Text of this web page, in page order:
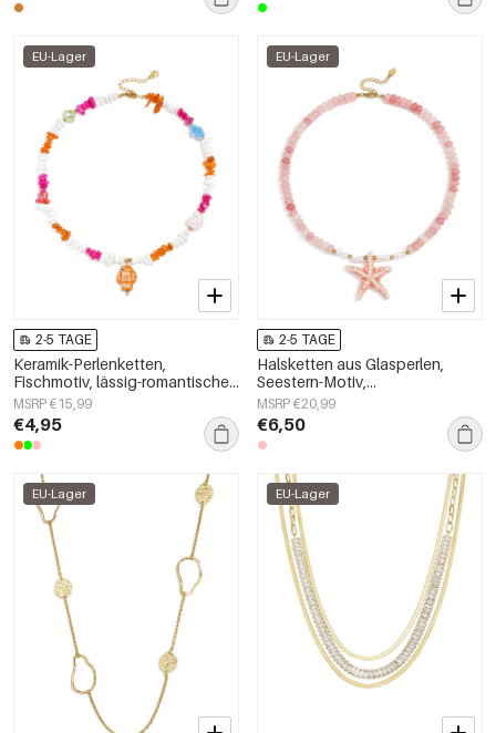
EU-Lager
2-5 TAGE
Keramik-Perlenketten,
Fischmotiv, lässig-romantische
Serie, Damenschmuck
MSRP €15,99
€4,95
EU-Lager
2-5 TAGE
Halsketten aus Glasperlen,
Seestern-Motiv,
Urlaubs-/Strand-Romantik-Serie,
Damenschmuck
MSRP €20,99
€6,50
EU-Lager EU-Lager